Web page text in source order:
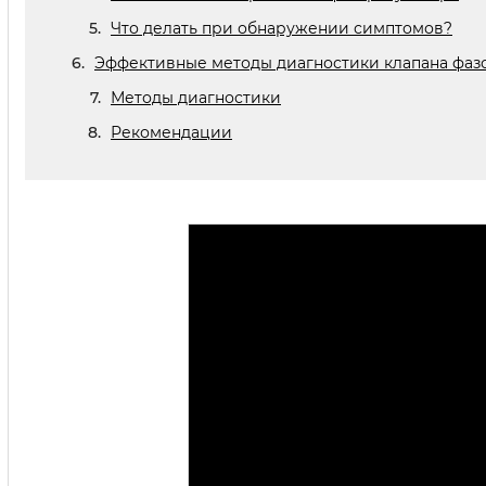
Что делать при обнаружении симптомов?
Эффективные методы диагностики клапана
Методы диагностики
Рекомендации